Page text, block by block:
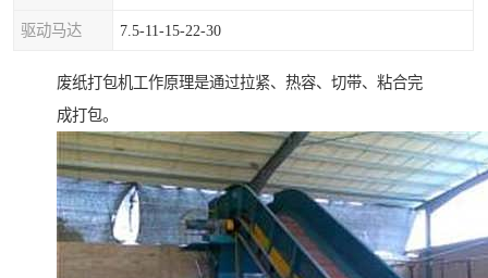
驱动马达 7.5-11-15-22-30
废纸打包机工作原理是通过拉紧、热容、切带、粘合完
成打包。